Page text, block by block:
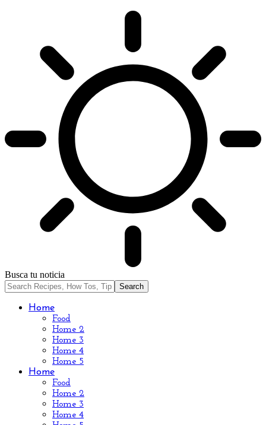
Busca tu noticia
Home
Food
Home 2
Home 3
Home 4
Home 5
Home
Food
Home 2
Home 3
Home 4